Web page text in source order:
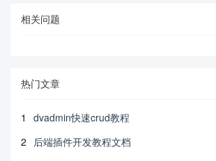
相关问题
热门文章
1
dvadmin快速crud教程
2 后端插件开发教程文档